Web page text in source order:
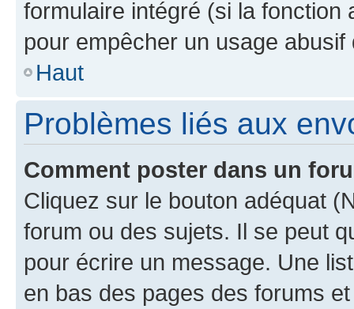
formulaire intégré (si la fonction
pour empêcher un usage
Haut
Problèmes liés aux
Comment poster dans un
Cliquez sur le bouton adéquat
forum ou des sujets. Il se peut
pour écrire un message. Une
en bas des pages des forums